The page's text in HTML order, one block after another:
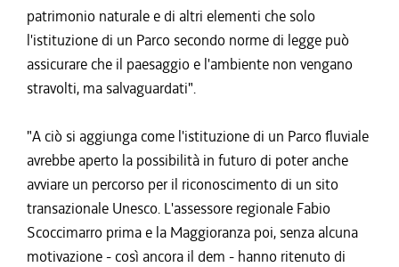
patrimonio naturale e di altri elementi che solo
l'istituzione di un Parco secondo norme di legge può
assicurare che il paesaggio e l'ambiente non vengano
stravolti, ma salvaguardati".
"A ciò si aggiunga come l'istituzione di un Parco fluviale
avrebbe aperto la possibilità in futuro di poter anche
avviare un percorso per il riconoscimento di un sito
transazionale Unesco. L'assessore regionale Fabio
Scoccimarro prima e la Maggioranza poi, senza alcuna
motivazione - così ancora il dem - hanno ritenuto di